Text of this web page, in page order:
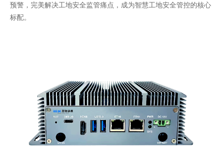
预警，完美解决工地安全监管痛点，成为智慧工地安全管控的核心
标配。